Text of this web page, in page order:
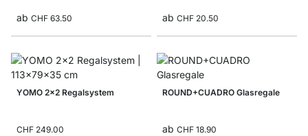
ab CHF 63.50 ab CHF 20.50
YOMO 2x2 Regalsystem
CHF 249.00
ROUND+CUADRO Glasregale
ab CHF 18.90